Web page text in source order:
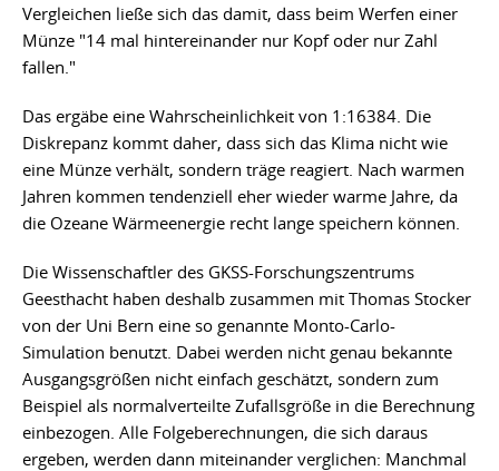
Vergleichen ließe sich das damit, dass beim Werfen einer
Münze "14 mal hintereinander nur Kopf oder nur Zahl
fallen."
Das ergäbe eine Wahrscheinlichkeit von 1:16384. Die
Diskrepanz kommt daher, dass sich das Klima nicht wie
eine Münze verhält, sondern träge reagiert. Nach warmen
Jahren kommen tendenziell eher wieder warme Jahre, da
die Ozeane Wärmeenergie recht lange speichern können.
Die Wissenschaftler des GKSS-Forschungszentrums
Geesthacht haben deshalb zusammen mit Thomas Stocker
von der Uni Bern eine so genannte Monto-Carlo-
Simulation benutzt. Dabei werden nicht genau bekannte
Ausgangsgrößen nicht einfach geschätzt, sondern zum
Beispiel als normalverteilte Zufallsgröße in die Berechnung
einbezogen. Alle Folgeberechnungen, die sich daraus
ergeben, werden dann miteinander verglichen: Manchmal